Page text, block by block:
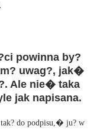
powinna by?
uwag?, jak�
Ale nie� taka
jak napisana.
do podpisu,� ju? w